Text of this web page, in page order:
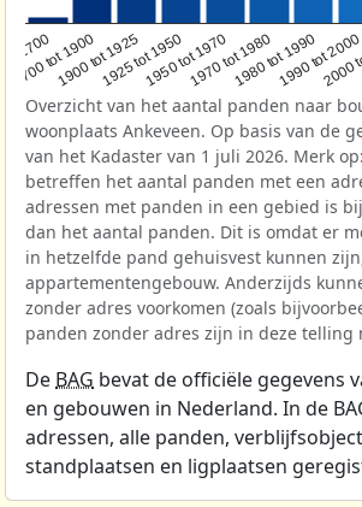
1700
1700 tot 1900
1900 tot 19251925 tot 19501950 tot 19701970 tot 19801980 tot 19901990 tot 2000
Overzicht van het aantal panden naar
woonplaats Ankeveen. Op basis van de
van het Kadaster van 1 juli 2026. Merk
betreffen het aantal panden met een
adressen met panden in een gebied is
dan het aantal panden. Dit is omdat er
in hetzelfde pand gehuisvest kunnen
appartementengebouw. Anderzijds
zonder adres voorkomen (zoals
panden zonder adres zijn in deze telling
De BAG bevat de officiële gegevens
en gebouwen in Nederland. In de
adressen, alle panden,
standplaatsen en ligplaatsen